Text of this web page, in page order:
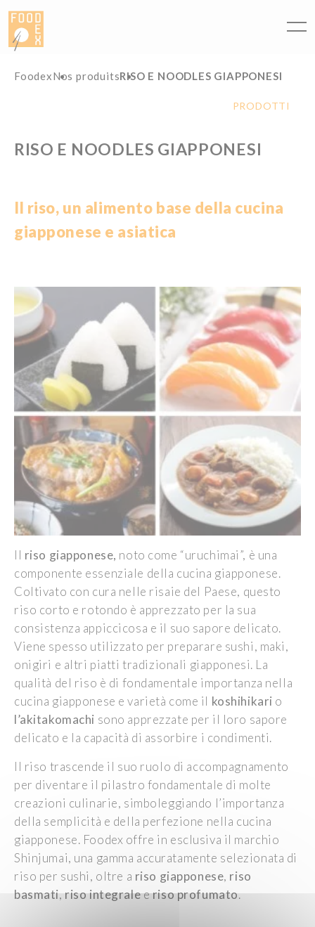
Pannello di gestione dei cookies
FoodexNos produitsRISO E NOODLES GIAPPONESI
PRODOTTI
RISO E NOODLES GIAPPONESI
Il riso, un alimento base della cucina
giapponese e asiatica
Il riso giapponese, noto come “uruchimai”, è una
componente essenziale della cucina giapponese.
Coltivato con cura nelle risaie del Paese, questo
riso corto e rotondo è apprezzato per la sua
consistenza appiccicosa e il suo sapore delicato.
Viene spesso utilizzato per preparare sushi, maki,
onigiri e altri piatti tradizionali giapponesi. La
qualità del riso è di fondamentale importanza nella
cucina giapponese e varietà come il koshihikari o
l’akitakomachi sono apprezzate per il loro sapore
delicato e la capacità di assorbire i condimenti.
Il riso trascende il suo ruolo di accompagnamento
per diventare il pilastro fondamentale di molte
creazioni culinarie, simboleggiando l’importanza
della semplicità e della perfezione nella cucina
giapponese. Foodex offre in esclusiva il marchio
Shinjumai, una gamma accuratamente selezionata di
riso per sushi, oltre a riso giapponese, riso
basmati,riso integraleeriso profumato.